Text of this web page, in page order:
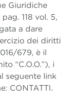
Giuridiche
118 vol. 5,
a dare
dei diritti
679, è il
“C.O.O.”), i
seguente link
CONTATTI.